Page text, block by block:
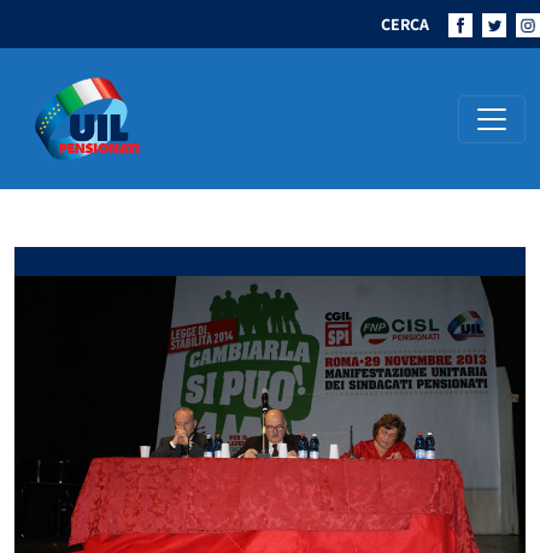
CERCA
Navigazione principale